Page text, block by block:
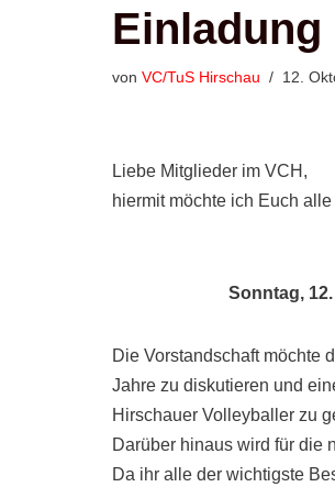
Einladung
von VC/TuS Hirschau 12.
Liebe Mitglieder im VCH,
hiermit möchte ich Euch
Sonntag,
Die Vorstandschaft möchte
Jahre zu diskutieren und
Hirschauer Volleyballer zu
Darüber hinaus wird für die
Da ihr alle der wichtigste